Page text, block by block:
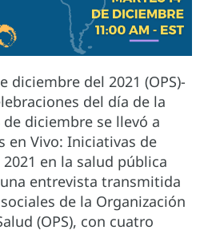
diciembre del 2021 (OPS)-
del día de la
diciembre se llevó a
en Vivo: Iniciativas de
en la salud pública
entrevista transmitida
de la Organización
(OPS), con cuatro